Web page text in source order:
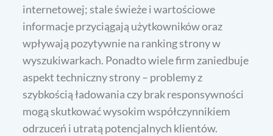
internetowej; stale świeże i wartościowe
informacje przyciągają użytkowników oraz
wpływają pozytywnie na ranking strony w
wyszukiwarkach. Ponadto wiele firm zaniedbuje
aspekt techniczny strony – problemy z
szybkością ładowania czy brak responsywności
mogą skutkować wysokim współczynnikiem
odrzuceń i utratą potencjalnych klientów.